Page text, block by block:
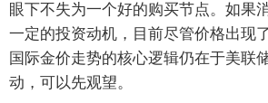
眼下不失为一个好的购买节点。如果
一定的投资动机，目前尽管价格出现
国际金价走势的核心逻辑仍在于美联
动，可以先观望。